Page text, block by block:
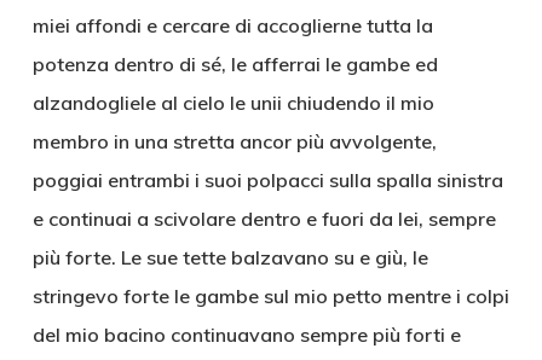
miei affondi e cercare di accoglierne tutta la
potenza dentro di sé, le afferrai le gambe ed
alzandogliele al cielo le unii chiudendo il mio
membro in una stretta ancor più avvolgente,
poggiai entrambi i suoi polpacci sulla spalla sinistra
e continuai a scivolare dentro e fuori da lei, sempre
più forte. Le sue tette balzavano su e giù, le
stringevo forte le gambe sul mio petto mentre i colpi
del mio bacino continuavano sempre più forti e